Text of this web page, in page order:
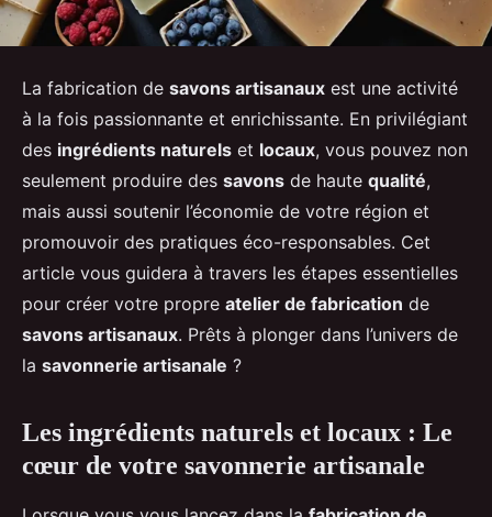
La fabrication de savons artisanaux est une activité
à la fois passionnante et enrichissante. En privilégiant
des ingrédients naturels et locaux, vous pouvez non
seulement produire des savons de haute qualité,
mais aussi soutenir l’économie de votre région et
promouvoir des pratiques éco-responsables. Cet
article vous guidera à travers les étapes essentielles
pour créer votre propre atelier de fabrication de
savons artisanaux. Prêts à plonger dans l’univers de
la savonnerie artisanale ?
Les ingrédients naturels et locaux : Le
cœur de votre savonnerie artisanale